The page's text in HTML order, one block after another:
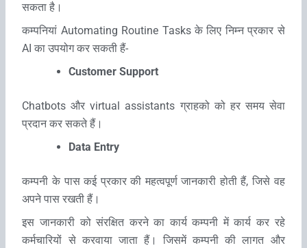
सकता है।
कम्‍पनियां Automating Routine Tasks के लिए निम्‍न प्रकार से
AI का उपयोग कर सकती हैं-
Customer Support
Chatbots और virtual assistants ग्राहको को हर समय सेवा
प्रदान कर सकते हैं।
Data Entry
कम्‍पनी के पास कई प्रकार की महत्‍वपूर्ण जानकारी होती हैं, जिसे वह
अपने पास रखती हैं।
इस जानकारी को संरक्षित करने का कार्य कम्‍पनी में कार्य कर रहे
कर्मचारियों से करवाया जाता हैं। जिसमें कम्‍पनी की लागत और